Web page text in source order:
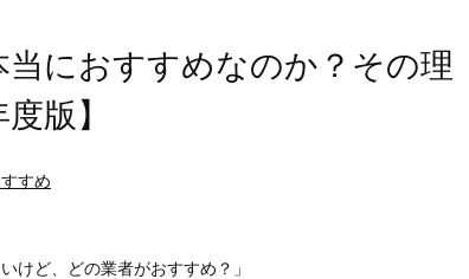
におすすめなのか？その理
版】
すめ
けど、どの業者がおすすめ？」